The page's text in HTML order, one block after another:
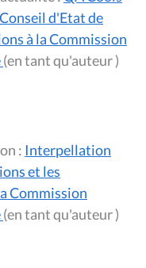
d'Etat de
à la Commission
(en tant qu'auteur )
Interpellation : Interpellation
et les
Commission
(en tant qu'auteur )